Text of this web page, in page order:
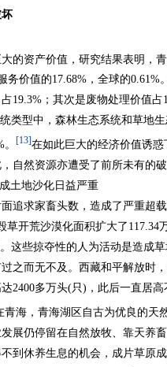
的资产价值，研究结果表明，
务价值的17.68%，全球的
19.3%；其次是废物处理价值
类型中，森林生态系统和草地
[13] 在如此巨大的经济价值诱
自然资源亦遭受了前所未有的破
土地沙化日益严重
追求家畜头数，造成了严重超
草开荒沙漠化面积扩大了
这些掠夺性的人为活动是造成
之而无不及。西藏和平解放时
2400多万头(只)，此后一直居
青海，青海湖区自古为优良的天
展仍停留在自然放牧、靠天养
到休养生息的机会，成片草原